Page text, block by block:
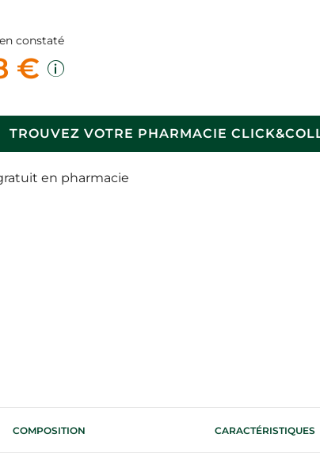
constaté
€
TROUVEZ VOTRE PHARMACIE
en pharmacie
COMPOSITION CARACTÉRISTIQUES